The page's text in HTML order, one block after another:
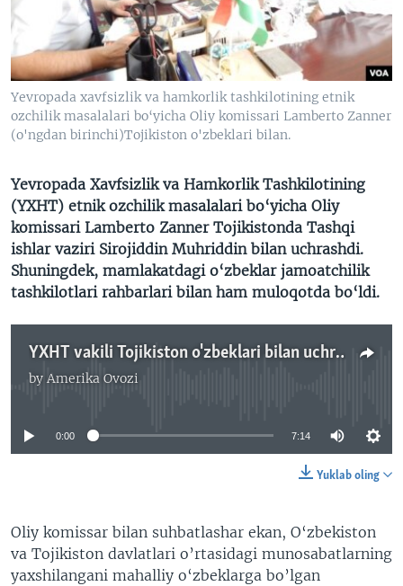
XABARLAR SURATLARDA
ODNOKLASSNIKI
TELEGRAM
TWITTER
SOUNDCLOUD
VOA
Yevropada xavfsizlik va hamkorlik tashkilotining etnik
ozchilik masalalari bo‘yicha Oliy komissari Lamberto Zanner
(o'ngdan birinchi)Tojikiston o'zbeklari bilan.
Yevropada Xavfsizlik va Hamkorlik Tashkilotining
(YXHT) etnik ozchilik masalalari bo‘yicha Oliy
komissari Lamberto Zanner Tojikistonda Tashqi
ishlar vaziri Sirojiddin Muhriddin bilan uchrashdi.
Shuningdek, mamlakatdagi o‘zbeklar jamoatchilik
tashkilotlari rahbarlari bilan ham muloqotda bo‘ldi.
YXHT vakili Tojikiston o'zbeklari bilan uchrashdi
by Amerika Ovozi
No media source currently available
0:00 7:14
Yuklab oling
Oliy komissar bilan suhbatlashar ekan, O‘zbekiston
va Tojikiston davlatlari o’rtasidagi munosabatlarning
yaxshilangani mahalliy o‘zbeklarga bo’lgan